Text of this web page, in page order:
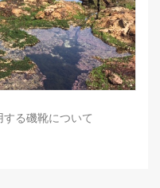
る磯靴について